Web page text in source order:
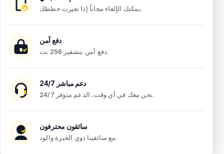
يمكنك الإلغاء مجاناً إذا تغيرت خططك.
دفع آمن
دفع آمن بتشفير 256 بت.
دعم مباشر 24/7
نحن معك في أي وقت، الدعم متوفر 24/7.
سائقون محترفون
مع سائقينا ذوي الخبرة والود.